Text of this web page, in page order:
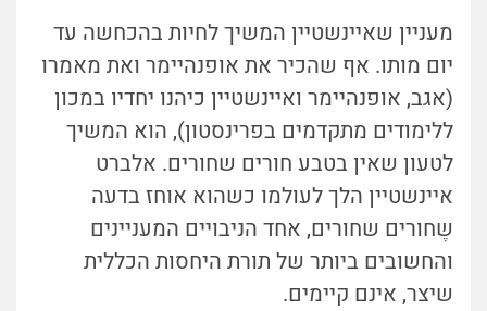
מעניין שאיינשטיין המשיך לחיות בהכחשה עד
יום מותו. אף שהכיר את אופנהיימר ואת מאמרו
(אגב, אופנהיימר ואיינשטיין כיהנו יחדיו במכון
ללימודים מתקדמים בפרינסטון), הוא המשיך
לטעון שאין בטבע חורים שחורים. אלברט
איינשטיין הלך לעולמו כשהוא אוחז בדעה
שֶחורים שחורים, אחד הניבויים המעניינים
והחשובים ביותר של תורת היחסות הכללית
שיצר, אינם קיימים.